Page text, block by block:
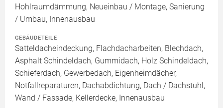
Hohlraumdämmung, Neueinbau / Montage, Sanierung
/ Umbau, Innenausbau
GEBÄUDETEILE
Satteldacheindeckung, Flachdacharbeiten, Blechdach,
Asphalt Schindeldach, Gummidach, Holz Schindeldach,
Schieferdach, Gewerbedach, Eigenheimdächer,
Notfallreparaturen, Dachabdichtung, Dach / Dachstuhl,
Wand / Fassade, Kellerdecke, Innenausbau